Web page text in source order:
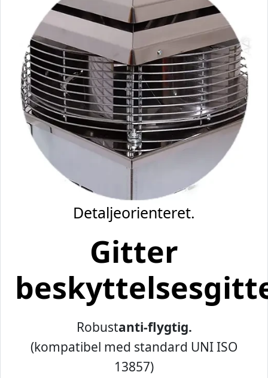
Detaljeorienteret.
Gitter
Robustanti-flygtig.
(kompatibel med standard UNI ISO
13857)